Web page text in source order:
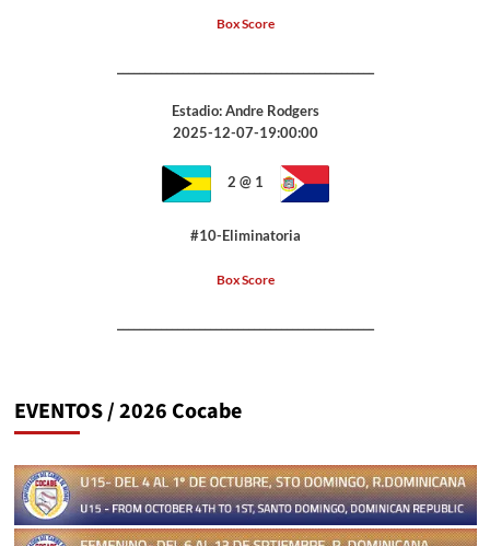
Box Score
Estadio: Andre Rodgers
2025-12-07-19:00:00
2 @ 1
#10-Eliminatoria
Box Score
EVENTOS / 2026 Cocabe